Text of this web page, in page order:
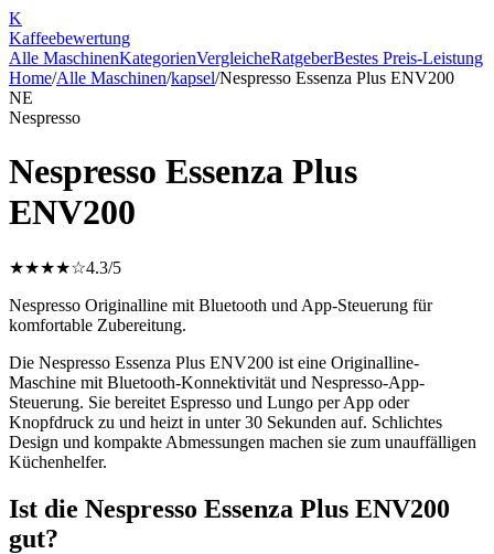
K
Kaffeebewertung
Alle MaschinenKategorienVergleicheRatgeberBestes Preis-Leistung
Home/Alle Maschinen/kapsel/Nespresso Essenza Plus ENV200
NE
Nespresso
Nespresso Essenza Plus
ENV200
★★★★☆4.3/5
Nespresso Originalline mit Bluetooth und App-Steuerung für
komfortable Zubereitung.
Die Nespresso Essenza Plus ENV200 ist eine Originalline-
Maschine mit Bluetooth-Konnektivität und Nespresso-App-
Steuerung. Sie bereitet Espresso und Lungo per App oder
Knopfdruck zu und heizt in unter 30 Sekunden auf. Schlichtes
Design und kompakte Abmessungen machen sie zum unauffälligen
Küchenhelfer.
Ist die Nespresso Essenza Plus ENV200
gut?